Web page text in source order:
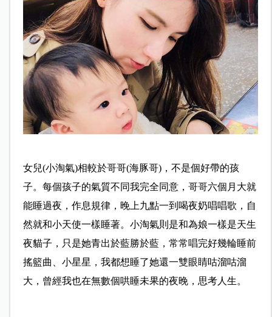
女兒(小淘氣)相較於哥哥(海豚哥)，不是個好帶的孩
子。每個孩子的氣質不同我完全同意，哥哥六個月大就
能睡過夜，作息規律，晚上九點一到喝夜奶唱唱歌，自
然就和小天使一樣睡著。小淘氣則是和為娘一樣是天生
夜貓子，只是她青出於藍勝於藍，常常唱完好幾輪睡前
搖籃曲、小星星，我都想睡了她還一雙眼睛咕溜咕溜
大，曾經我也在無數個哄睡未果的夜晚，思考人生。